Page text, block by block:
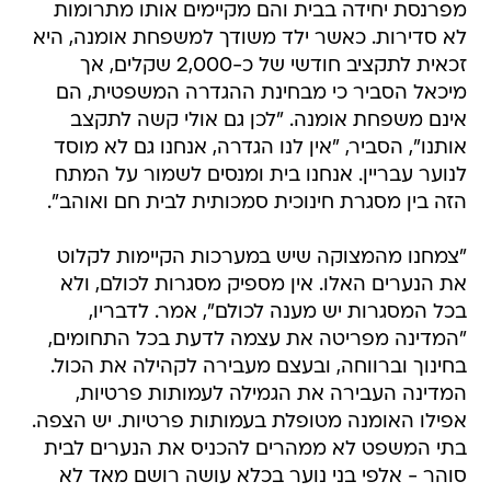
מפרנסת יחידה בבית והם מקיימים אותו מתרומות
לא סדירות. כאשר ילד משודך למשפחת אומנה, היא
זכאית לתקציב חודשי של כ-2,000 שקלים, אך
מיכאל הסביר כי מבחינת ההגדרה המשפטית, הם
אינם משפחת אומנה. "לכן גם אולי קשה לתקצב
אותנו", הסביר, "אין לנו הגדרה, אנחנו גם לא מוסד
לנוער עבריין. אנחנו בית ומנסים לשמור על המתח
הזה בין מסגרת חינוכית סמכותית לבית חם ואוהב".
"צמחנו מהמצוקה שיש במערכות הקיימות לקלוט
את הנערים האלו. אין מספיק מסגרות לכולם, ולא
בכל המסגרות יש מענה לכולם", אמר. לדבריו,
"המדינה מפריטה את עצמה לדעת בכל התחומים,
בחינוך וברווחה, ובעצם מעבירה לקהילה את הכול.
המדינה העבירה את הגמילה לעמותות פרטיות,
אפילו האומנה מטופלת בעמותות פרטיות. יש הצפה.
בתי המשפט לא ממהרים להכניס את הנערים לבית
סוהר - אלפי בני נוער בכלא עושה רושם מאד לא